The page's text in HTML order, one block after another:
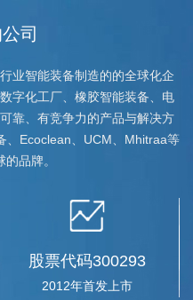
司
业智能装备制造的的全球化企
字化工厂、橡胶智能装备、电
靠、有竞争力的产品与解决方
、Ecoclean、UCM、Mhitraa等
品牌。
股票代码300293
2012年首发上市
集团调研
市场开拓、技...
企业赴蓝...